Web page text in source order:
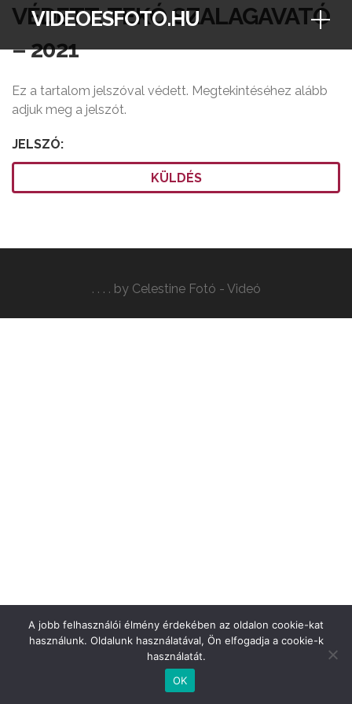
Skip
content
VIDEOESFOTO.HU
VÉDETT: TEKÓ SZALAGAVATÓ
– 2021
Ez a tartalom jelszóval védett. Megtekintéséhez alább
adjuk meg a jelszót.
JELSZÓ:
. . . . by Celestine Fotó - Videó
A jobb felhasználói élmény érdekében az oldalon cookie-kat
használunk. Oldalunk használatával, Ön elfogadja a cookie-k
használatát.
OK